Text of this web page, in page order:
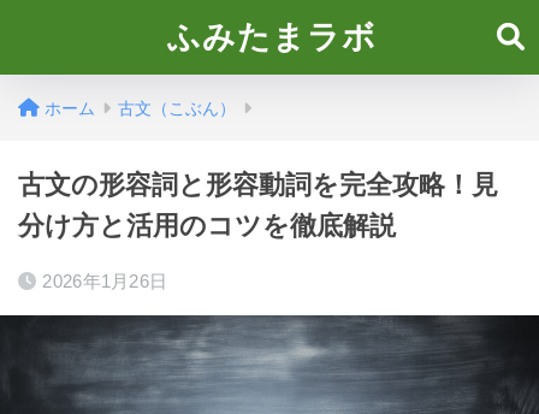
ふみたまラボ
ホーム 古文（こぶん）
古文の形容詞と形容動詞を完全攻略！見
分け方と活用のコツを徹底解説
2026年1月26日